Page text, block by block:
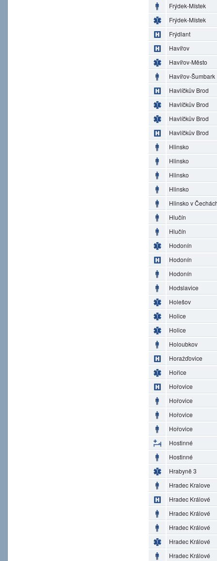
Frýdek-Místek
Frýdek-Místek
Frýdlant
Havířov
Havířov-Město
Havířov-Šumbark
Havlíčkův Brod
Havlíčkův Brod
Havlíčkův Brod
Havlíčkův Brod
Hlinsko
Hlinsko
Hlinsko
Hlinsko
Hlinsko v
Hlučín
Hlučín
Hodonín
Hodonín
Hodonín
Hodslavice
Holešov
Holice
Holice
Holoubkov
Horažďovice
Hořice
Hořovice
Hořovice
Hořovice
Hořovice
Hostinné
Hostinné
Hrabyně 3
Hradec Kralove
Hradec Králové
Hradec Králové
Hradec Králové
Hradec Králové
Hradec Králové